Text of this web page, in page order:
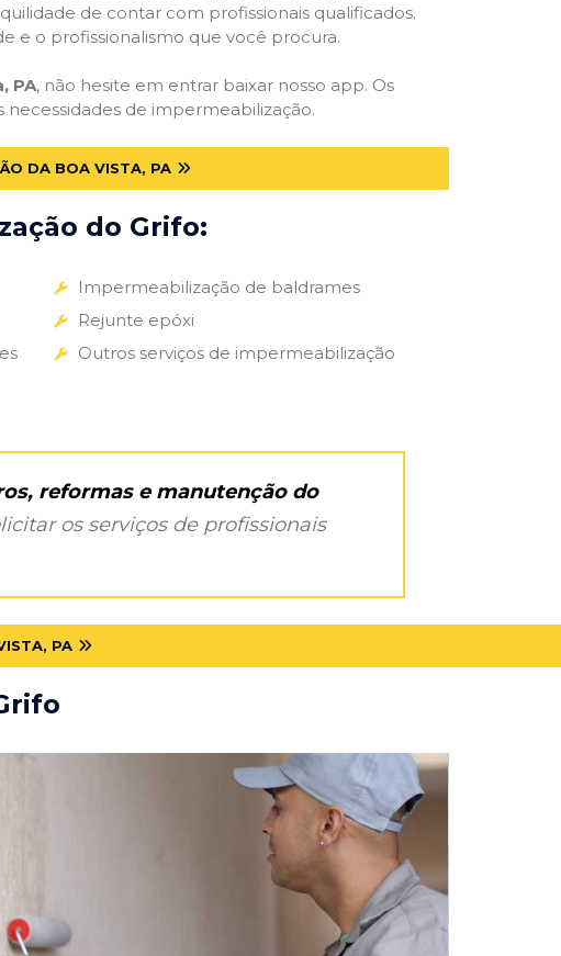
de contar com profissionais qualificados.
e o profissionalismo que você procura.
PA, não hesite em entrar baixar nosso app. Os
necessidades de impermeabilização.
DA BOA VISTA, PA
do Grifo:
Impermeabilização de baldrames
Rejunte epóxi
Outros serviços de impermeabilização
reformas e manutenção do
os serviços de profissionais
PA